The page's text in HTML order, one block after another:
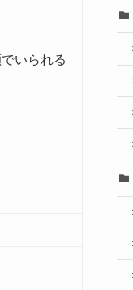
いられる